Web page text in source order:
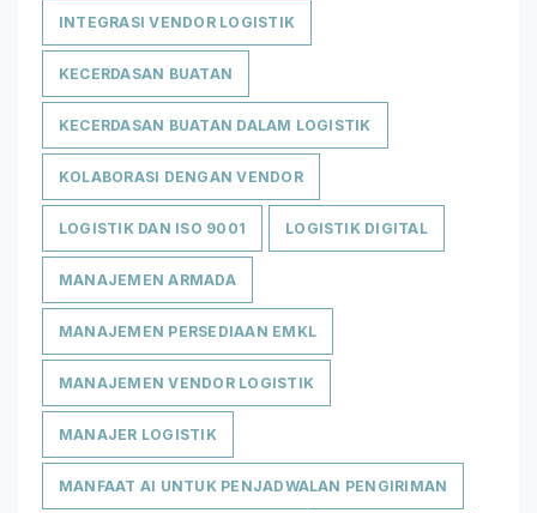
INTEGRASI VENDOR LOGISTIK
KECERDASAN BUATAN
KECERDASAN BUATAN DALAM LOGISTIK
KOLABORASI DENGAN VENDOR
LOGISTIK DAN ISO 9001 LOGISTIK DIGITAL
MANAJEMEN ARMADA
MANAJEMEN PERSEDIAAN EMKL
MANAJEMEN VENDOR LOGISTIK
MANAJER LOGISTIK
MANFAAT AI UNTUK PENJADWALAN PENGIRIMAN